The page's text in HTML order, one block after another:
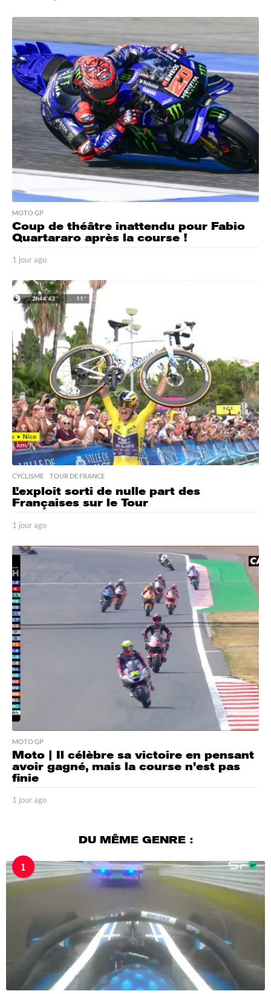
h
u
r
e
s
a
g
o
MOTO GP
Coup de théâtre inattendu pour Fabio
Quartararo après la course !
1 jour ago
o
u
r
a
g
o
CYCLISME ,TOUR DE FRANCE
L’exploit sorti de nulle part des
Françaises sur le Tour
1 jour ago
o
a
MOTO GP
Moto | Il célèbre sa victoire en pensant
avoir gagné, mais la course n’est pas
finie
1 jour ago
g
o
DU MÊME GENRE :
1